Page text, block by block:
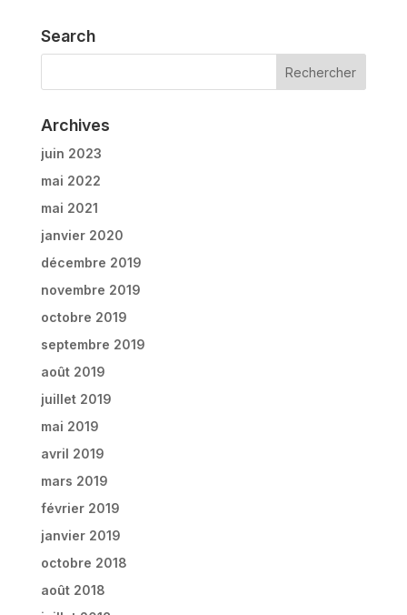
Search
Archives
juin 2023
mai 2022
mai 2021
janvier 2020
décembre 2019
novembre 2019
octobre 2019
septembre 2019
août 2019
juillet 2019
mai 2019
avril 2019
mars 2019
février 2019
janvier 2019
octobre 2018
août 2018